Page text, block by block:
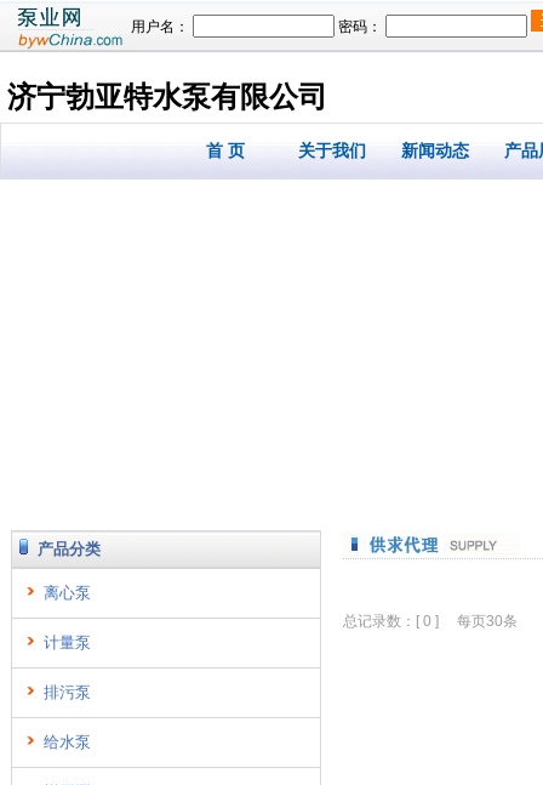
用户名： 密码：
济宁勃亚特水泵有限公司
首 页 关于我们 新闻动态 产品
产品分类
离心泵
计量泵
排污泵
给水泵
总记录数：[ 0 ] 每页30条